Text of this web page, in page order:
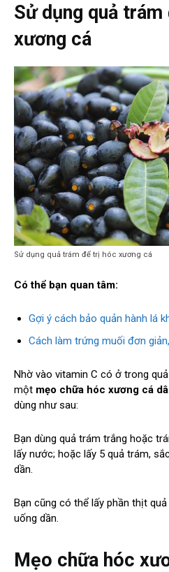
Sử dụng quả
xương cá
Sử dụng quả trám để trị hóc xương cá
Có thể bạn quan tâm:
Gợi ý cách bảo quản hành lá
Cách làm trứng muối đơn
Nhờ vào vitamin C có ở trong
một mẹo chữa hóc xương cá
dùng như sau:
Bạn dùng quả trám trắng hoặc
lấy nước; hoặc lấy 5 quả trám,
dần.
Bạn cũng có thể lấy phần thịt
uống dần.
Mẹo chữa hóc